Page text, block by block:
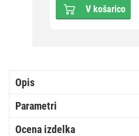
V košarico
Opis
Parametri
Ocena izdelka